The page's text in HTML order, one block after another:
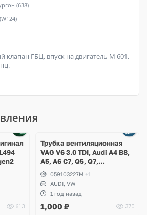
(638)
ГБЦ, впуск на двигатель М 601,
613
Трубка вентиляционная
VAG V6 3.0 TDI, Audi A4 B8,
A5, A6 C7, Q5, Q7,
Volkswagen Touareg GP, NF
059103227M +1
AUDI, VW
1 год назад
1,000 ₽ 370